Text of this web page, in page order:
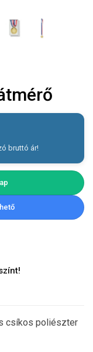
bruttó ár!
csíkos poliészter